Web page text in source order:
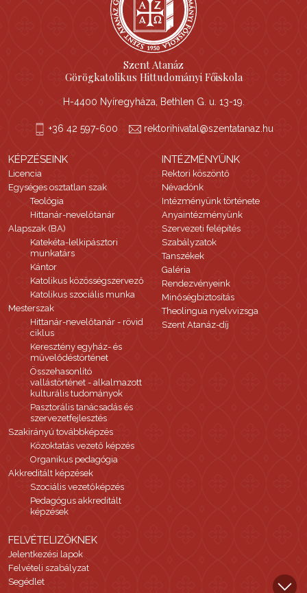
Szent Atanáz
Görögkatolikus Hittudományi Főiskola
H-4400 Nyíregyháza, Bethlen G. u. 13-19.
+36 42 597-600 rektorihivatal@szentatanaz.hu
KÉPZÉSEINK
Licencia
Egységes osztatlan szak
Teológia
Hittanár-nevelőtanár
Alapszak (BA)
Katekéta-lelkipásztori
munkatárs
Kántor
Katolikus közösségszervező
Katolikus szociális munka
Mesterszak
Hittanár-nevelőtanár - rövid
ciklus
Keresztény egyház- és
művelődéstörténet
Összehasonlító
vallástörténet - alkalmazott
kulturális tudományok
Pasztorális tanácsadás és
szervezetfejlesztés
Szakirányú továbbképzés
Közoktatás vezető képzés
Organikus pedagógia
Akkreditált képzések
Szociális vezetőképzés
Pedagógus akkreditált
képzések
INTÉZMÉNYÜNK
Rektori köszöntő
Névadónk
Intézményünk története
Anyaintézményünk
Szervezeti felépítés
Szabályzatok
Tanszékek
Galéria
Rendezvényeink
Minőségbiztosítás
Theolingua nyelvvizsga
Szent Atanáz-díj
FELVÉTELIZŐKNEK
Jelentkezési lapok
Felvételi szabályzat
Segédlet